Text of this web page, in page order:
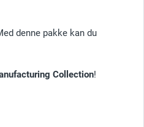
denne pakke kan du
Collection!